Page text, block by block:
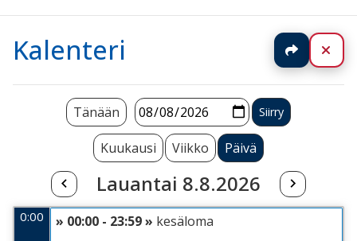
Kalenteri Jaa
Kuukausi Viikko Päivä
Lauantai 8.8.2026
Tänään
0:00 » 00:00 - 23:59 » kesäloma